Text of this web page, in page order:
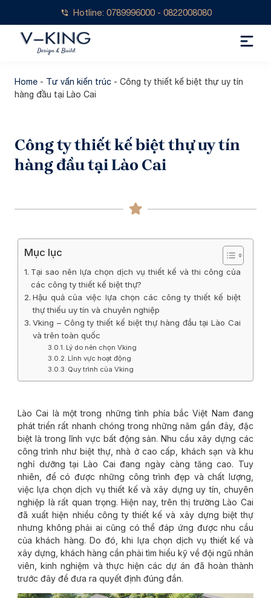
Hotline: 0789996000 - 0822008080
Home - Tư vấn kiến trúc - Công ty thiết kế biệt thự uy tín
hàng đầu tại Lào Cai
Công ty thiết kế biệt thự uy tín
hàng đầu tại Lào Cai
Mục lục
Tại sao nên lựa chọn dịch vụ thiết kế và thi công của
các công ty thiết kế biệt thự?
Hậu quả của việc lựa chọn các công ty thiết kế biệt
thự thiếu uy tín và chuyên nghiệp
Vking – Công ty thiết kế biệt thự hàng đầu tại Lào Cai
và trên toàn quốc
Lý do nên chọn Vking
Lĩnh vực hoạt động
Quy trình của Vking
Lào Cai là một trong những tỉnh phía bắc Việt Nam đang
phát triển rất nhanh chóng trong những năm gần đây, đặc
biệt là trong lĩnh vực bất động sản. Nhu cầu xây dựng các
công trình như biệt thự, nhà ở cao cấp, khách sạn và khu
nghỉ dưỡng tại Lào Cai đang ngày càng tăng cao. Tuy
nhiên, để có được những công trình đẹp và chất lượng,
việc lựa chọn dịch vụ thiết kế và xây dựng uy tín, chuyên
nghiệp là rất quan trọng. Hiện nay, trên thị trường Lào Cai
đã xuất hiện nhiều công ty thiết kế và xây dựng biệt thự
nhưng không phải ai cũng có thể đáp ứng được nhu cầu
của khách hàng. Do đó, khi lựa chọn dịch vụ thiết kế và
xây dựng, khách hàng cần phải tìm hiểu kỹ về đội ngũ nhân
viên, kinh nghiệm và thực hiện các dự án đã hoàn thành
trước đây để đưa ra quyết định đúng đắn.